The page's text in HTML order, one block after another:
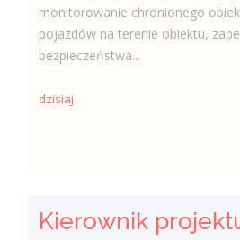
monitorowanie chronionego
pojazdów na terenie obiektu,
bezpieczeństwa...
dzisiaj
Kierownik